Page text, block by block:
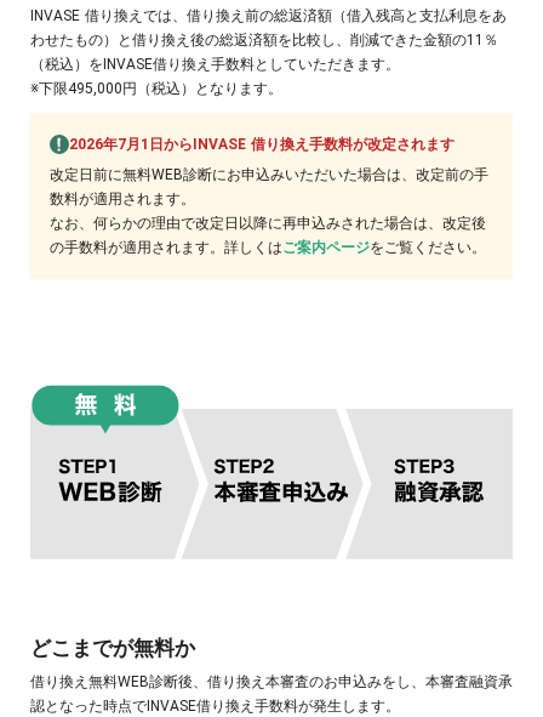
INVASE 借り換えでは、借り換え前の総返済額（借入残高と支払利息をあ
わせたもの）と借り換え後の総返済額を比較し、削減できた金額の11％
（税込）をINVASE借り換え手数料としていただきます。
※下限495,000円（税込）となります。
2026年7月1日からINVASE 借り換え手数料が改定されます
改定日前に無料WEB診断にお申込みいただいた場合は、改定前の手
数料が適用されます。
なお、何らかの理由で改定日以降に再申込みされた場合は、改定後
の手数料が適用されます。詳しくはご案内ページをご覧ください。
どこまでが無料か
借り換え無料WEB診断後、借り換え本審査のお申込みをし、本審査融資承
認となった時点でINVASE借り換え手数料が発生します。